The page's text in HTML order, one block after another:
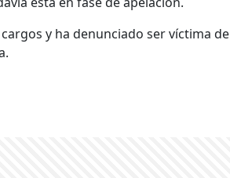
y ha denunciado ser víctima de